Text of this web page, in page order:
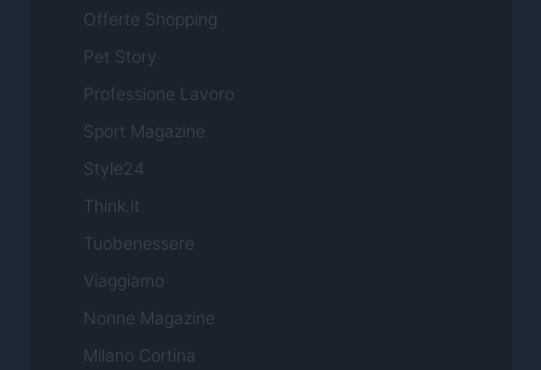
Offerte Shopping
Pet Story
Professione Lavoro
Sport Magazine
Style24
Think.it
Tuobenessere
Viaggiamo
Nonne Magazine
Milano Cortina